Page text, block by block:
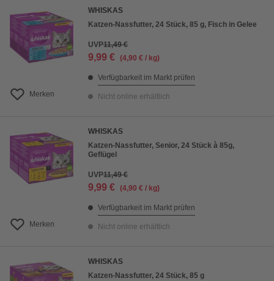
Merken
WHISKAS
Katzen-Nassfutter, 24 Stück, 85 g, Fisch in Gelee
UVP11,49 €
9,99 € (4,90 € / kg)
Verfügbarkeit im Markt prüfen
Nicht online erhältlich
Merken
WHISKAS
Katzen-Nassfutter, Senior, 24 Stück à 85g,
Geflügel
UVP11,49 €
9,99 € (4,90 € / kg)
Verfügbarkeit im Markt prüfen
Nicht online erhältlich
WHISKAS
Katzen-Nassfutter, 24 Stück, 85 g